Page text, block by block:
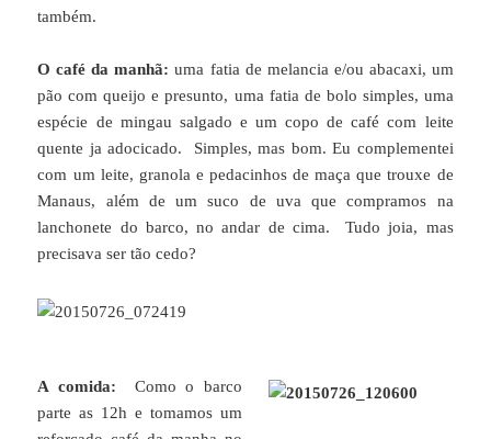
também.
O café da manhã: uma fatia de melancia e/ou abacaxi, um
pão com queijo e presunto, uma fatia de bolo simples, uma
espécie de mingau salgado e um copo de café com leite
quente ja adocicado. Simples, mas bom. Eu complementei
com um leite, granola e pedacinhos de maça que trouxe de
Manaus, além de um suco de uva que compramos na
lanchonete do barco, no andar de cima. Tudo joia, mas
precisava ser tão cedo?
A comida: Como o barco
parte as 12h e tomamos um